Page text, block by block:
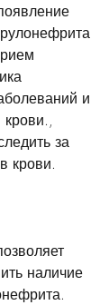
и
крови.,
за
крови.
наличие